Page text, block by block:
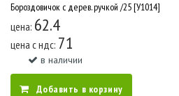
Бороздовичок с дерев. ручкой /25 [У1014]
цена: 62.4
цена c ндс: 71
в наличии
Добавить в корзину